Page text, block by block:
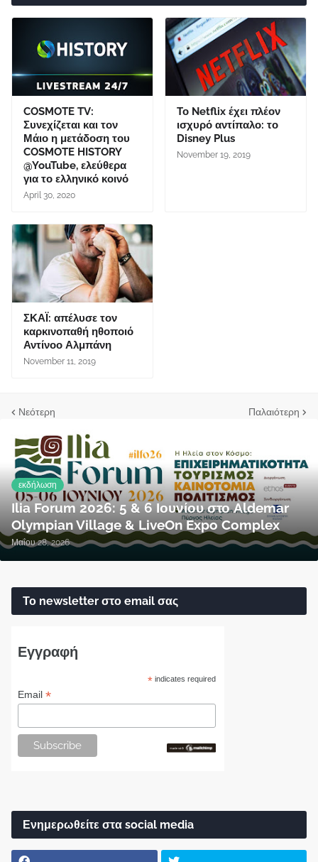
COSMOTE TV:
Συνεχίζεται και τον
Μάιο η μετάδοση του
COSMOTE HISTORY
@YouTube, ελεύθερα
για το ελληνικό κοινό
April 30, 2020
Το Netflix έχει πλέον
ισχυρό αντίπαλο: το
Disney Plus
November 19, 2019
ΣΚΑΪ: απέλυσε τον
καρκινοπαθή ηθοποιό
Αντίνοο Αλμπάνη
November 11, 2019
Νεότερη Παλαιότερη
εκδήλωση
Ilia Forum 2026: 5 & 6 Ιουνίου στο Aldemar
Olympian Village & LiveOn Expo Complex
Μαΐου 28, 2026
Το newsletter στο email σας
Εγγραφή
* indicates required
Email *
Ενημερωθείτε στα social media